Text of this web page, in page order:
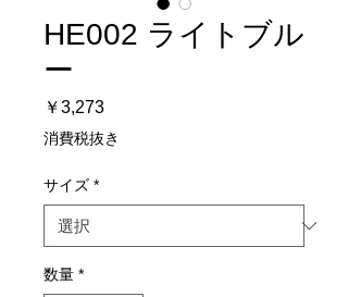
HE002 ライトブル
ー
￥3,273価
格
消費税抜き
サイズ *
数量 *